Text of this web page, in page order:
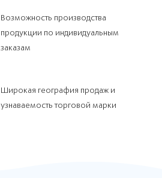
Возможность производства
продукции по индивидуальным
заказам
Широкая география продаж и
узнаваемость торговой марки